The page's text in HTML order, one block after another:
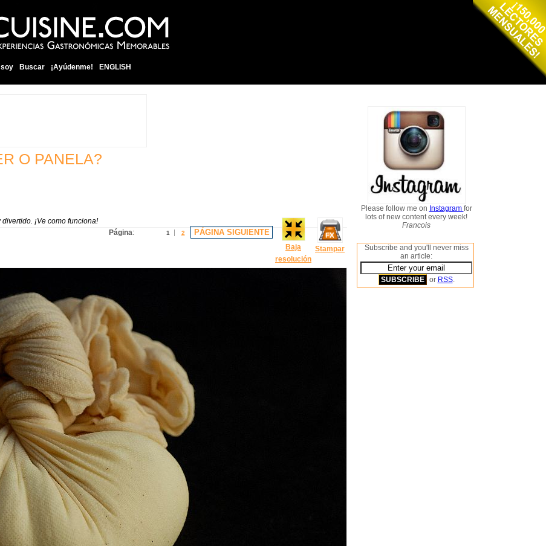
soy Buscar ¡Ayúdenme! ENGLISH
O PANELA?
Baja
resolución
Stampar
¡Ve como funciona!
Página: 1 2 PÁGINA SIGUIENTE
Please follow me on Instagram for
lots of new content every week!
Francois
Subscribe and you'll never miss
an article:
or RSS.